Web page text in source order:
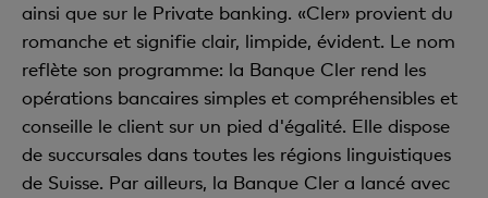
ainsi que sur le Private banking. «Cler» provient du
romanche et signifie clair, limpide, évident. Le nom
reflète son programme: la Banque Cler rend les
opérations bancaires simples et compréhensibles et
conseille le client sur un pied d'égalité. Elle dispose
de succursales dans toutes les régions linguistiques
de Suisse. Par ailleurs, la Banque Cler a lancé avec